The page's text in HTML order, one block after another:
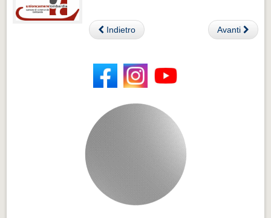
Indietro Avanti